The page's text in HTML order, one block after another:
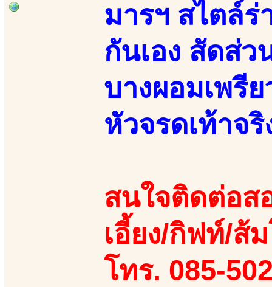
มารฯ สไตล์ร่
กันเอง สัดส่ว
บางผอมเพรี
หัวจรดเท้าจริ
สนใจติดต่อส
เอี้ยง/กิฟท์/ส้
โทร. 085-